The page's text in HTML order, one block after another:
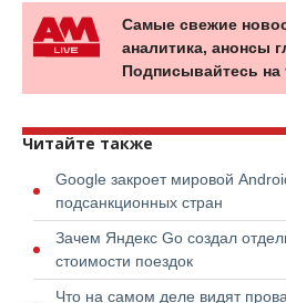
Самые свежие
аналитика, анонсы
Подписывайтесь на
Читайте также
Google закроет мировой
подсанкционных стран
Зачем Яндекс Go создал
стоимости поездок
Что на самом деле видят